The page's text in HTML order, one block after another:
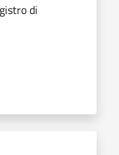
di